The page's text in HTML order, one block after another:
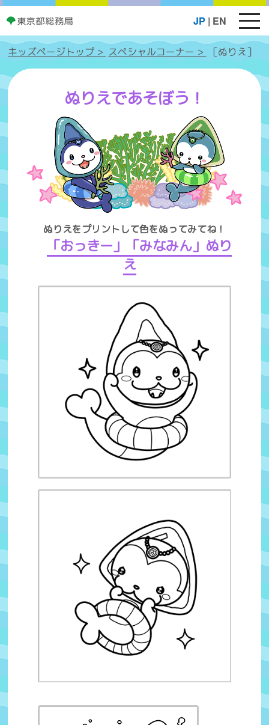
JP | EN
メ
ニ
ュ
キッズページトップ > スペシャルコーナー > ［ぬりえ］
ぬりえであそぼう！
ぬりえをプリントして色をぬってみてね！
「おっきー」「みなみん」ぬり
え